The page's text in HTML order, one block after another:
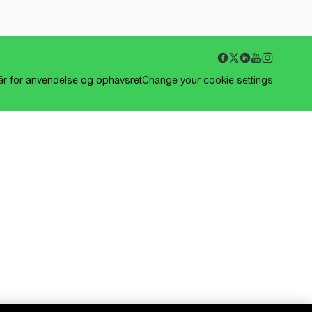
for anvendelse og ophavsretChange your cookie settings